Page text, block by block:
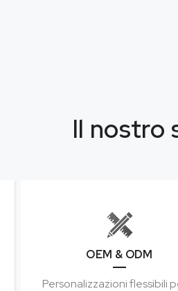
Il nostro
OEM & ODM
Personalizzazioni flessibili